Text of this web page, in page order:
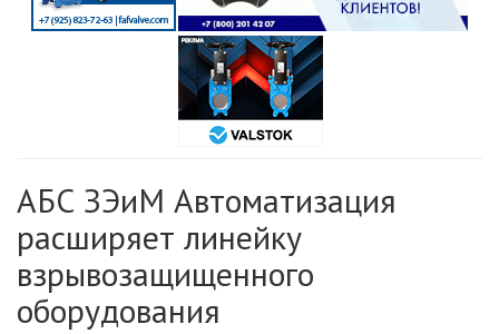
АБС ЗЭиМ Автоматизация
расширяет линейку
взрывозащищенного
оборудования